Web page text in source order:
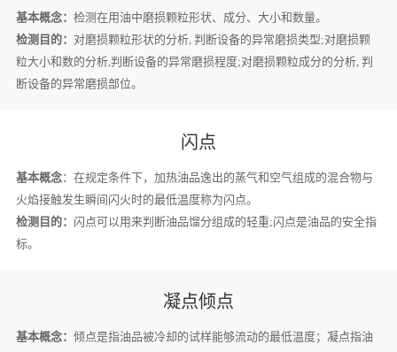
基本概念： 检测在用油中磨损颗粒形状、成分、大小和数量。
检测目的： 对磨损颗粒形状的分析, 判断设备的异常磨损类型;对磨损颗
粒大小和数的分析,判断设备的异常磨损程度;对磨损颗粒成分的分析, 判
断设备的异常磨损部位。
闪点
基本概念：在规定条件下，加热油品逸出的蒸气和空气组成的混合物与
火焰接触发生瞬间闪火时的最低温度称为闪点。
检测目的： 闪点可以用来判断油品馏分组成的轻重;闪点是油品的安全指
标。
凝点倾点
基本概念： 倾点是指油品被冷却的试样能够流动的最低温度；凝点指油